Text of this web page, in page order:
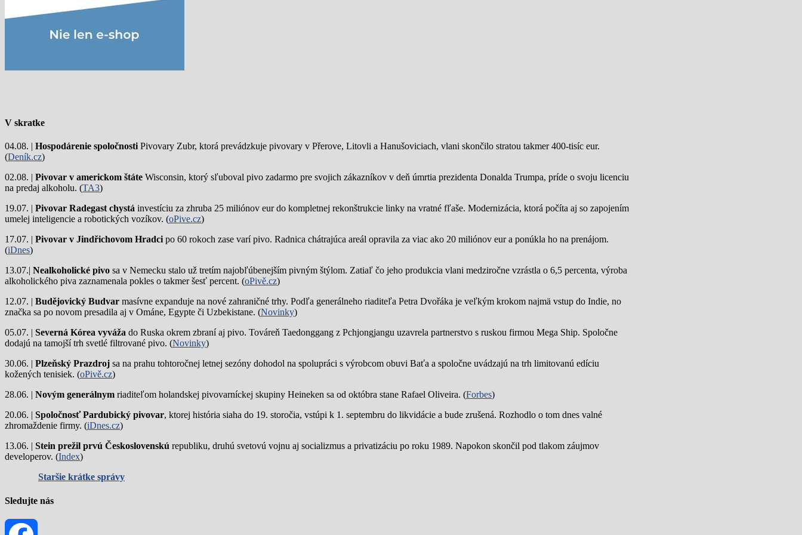
V skratke
04.08. | Hospodárenie spoločnostiPivovary Zubr, ktorá prevádzkuje pivovary v Přerove, Litovli a Hanušoviciach, vlani skončilo stratou takmer 400-tisíc eur.
(Deník.cz)
02.08. | Pivovar v americkom štáte Wisconsin, ktorý sľuboval pivo zadarmo pre svojich zákazníkov v deň úmrtia prezidenta Donalda Trumpa, príde o svoju licenciu
na predaj alkoholu. (TA3)
19.07. | Pivovar Radegast chystá investíciu za zhruba 25 miliónov eur do kompletnej rekonštrukcie linky na vratné fľaše. Modernizácia, ktorá počíta aj so zapojením
umelej inteligencie a robotických vozíkov. (oPive.cz)
17.07. | Pivovar v Jindřichovom Hradcipo 60 rokoch zase varí pivo. Radnica chátrajúca areál opravila za viac ako 20 miliónov eur a ponúkla ho na prenájom.
(iDnes)
13.07.| Nealkoholické pivo sa v Nemecku stalo už tretím najobľúbenejším pivným štýlom. Zatiaľ čo jeho produkcia vlani medziročne vzrástla o 6,5 percenta, výroba
alkoholického piva zaznamenala pokles o takmer šesť percent. (oPivě.cz)
12.07. | Budějovický Budvar masívne expanduje na nové zahraničné trhy. Podľa generálneho riaditeľa Petra Dvořáka je veľkým krokom najmä vstup do Indie, no
značka sa po novom presadila aj v Ománe, Egypte či Uzbekistane. (Novinky)
05.07. | Severná Kórea vyváža do Ruska okrem zbraní aj pivo. Továreň Taedonggang z Pchjongjangu uzavrela partnerstvo s ruskou firmou Mega Ship. Spoločne
dodajú na tamojší trh svetlé filtrované pivo. (Novinky)
30.06. | Plzeňský Prazdroj sa na prahu tohtoročnej letnej sezóny dohodol na spolupráci s výrobcom obuvi Baťa a spoločne uvádzajú na trh limitovanú edíciu
kožených tenisiek. (oPivě.cz)
28.06. | Novým generálnym riaditeľom holandskej pivovarníckej skupiny Heineken sa od októbra stane Rafael Oliveira. (Forbes)
20.06. | Spoločnosť Pardubický pivovar, ktorej história siaha do 19. storočia, vstúpi k 1. septembru do likvidácie a bude zrušená. Rozhodlo o tom dnes valné
zhromaždenie firmy. (iDnes.cz)
13.06. | Stein prežil prvú Československú republiku, druhú svetovú vojnu aj socializmus a privatizáciu po roku 1989. Napokon skončil pod tlakom záujmov
developerov. (Index)
Staršie krátke správy
Sledujte nás